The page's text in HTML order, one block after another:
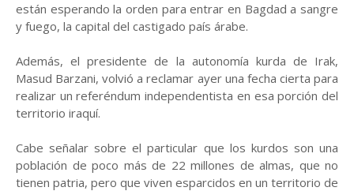
están esperando la orden para entrar en Bagdad a sangre
y fuego, la capital del castigado país árabe.
Además, el presidente de la autonomía kurda de Irak,
Masud Barzani, volvió a reclamar ayer una fecha cierta para
realizar un referéndum independentista en esa porción del
territorio iraquí.
Cabe señalar sobre el particular que los kurdos son una
población de poco más de 22 millones de almas, que no
tienen patria, pero que viven esparcidos en un territorio de